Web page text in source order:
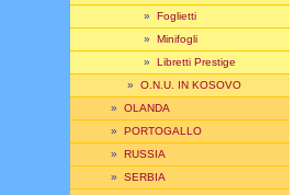
» Foglietti
» Minifogli
» Libretti Prestige
» O.N.U. IN KOSOVO
» OLANDA
» PORTOGALLO
» RUSSIA
» SERBIA